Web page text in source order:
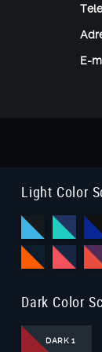
E-
Light Color
Dark Color
DARK 1